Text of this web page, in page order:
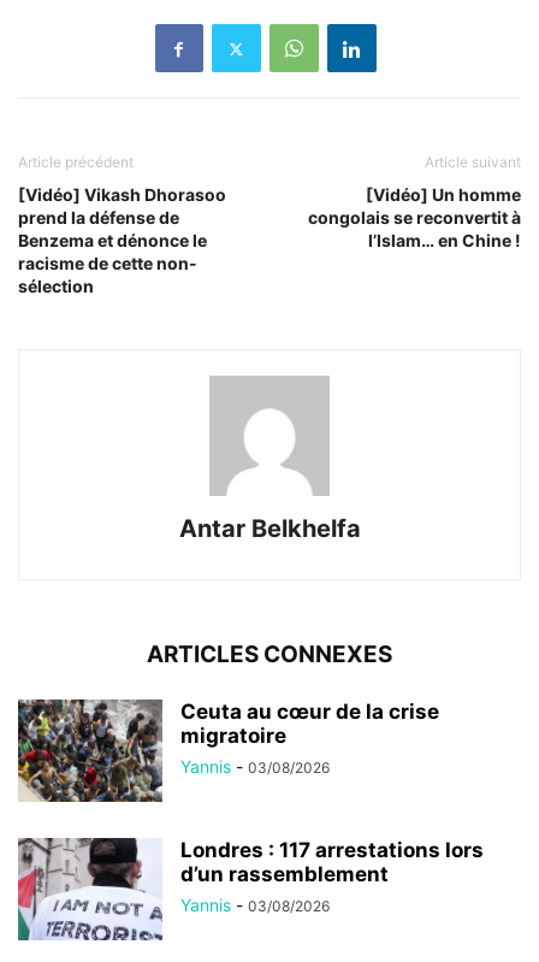
Article précédent
[Vidéo] Vikash Dhorasoo
prend la défense de
Benzema et dénonce le
racisme de cette non-
sélection
Article suivant
[Vidéo] Un homme
congolais se reconvertit à
l’Islam… en Chine !
Antar Belkhelfa
ARTICLES CONNEXES
Ceuta au cœur de la crise
migratoire
Yannis - 03/08/2026
Londres : 117 arrestations lors
d’un rassemblement
Yannis - 03/08/2026